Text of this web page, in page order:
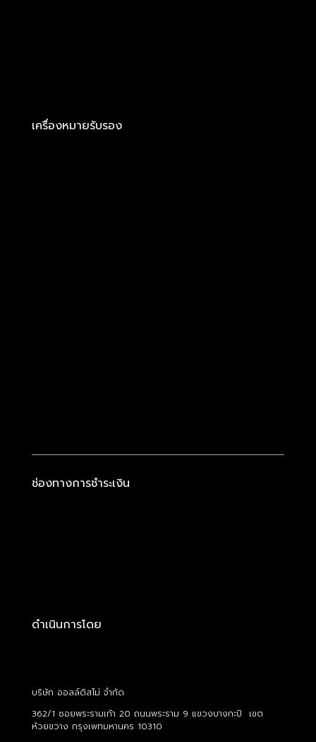
เครื่องหมายรับรอง
ช่องทางการชำระเงิน
ดำเนินการโดย
บริษัท ออลล์ดิสโม่ จำกัด
362/1 ซอยพระรามเก้า 20 ถนนพระราม 9 แขวงบางกะปิ เขต
ห้วยขวาง กรุงเพทมหานคร 10310